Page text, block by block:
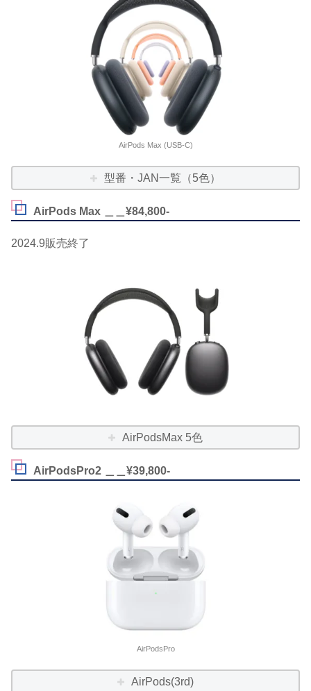
AirPods Max (USB-C)
型番・JAN一覧（5色）
AirPods Max ＿＿¥84,800-
2024.9販売終了
AirPodsMax 5色
AirPodsPro2 ＿＿¥39,800-
AirPodsPro
AirPods(3rd)